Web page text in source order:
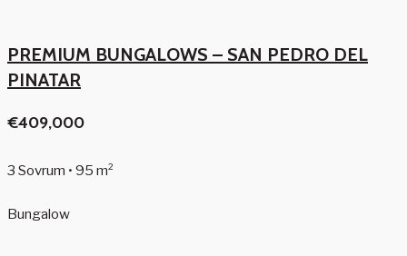
PREMIUM BUNGALOWS – SAN PEDRO DEL
PINATAR
€409,000
3 Sovrum • 95 m²
Bungalow